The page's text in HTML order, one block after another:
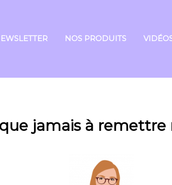
NOS PRODUITS
jamais à remettre